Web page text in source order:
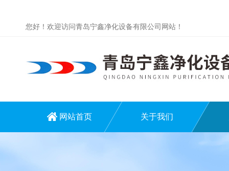
您好！欢迎访问青岛宁鑫净化设备有限公司网站！
网站首页 关于我们